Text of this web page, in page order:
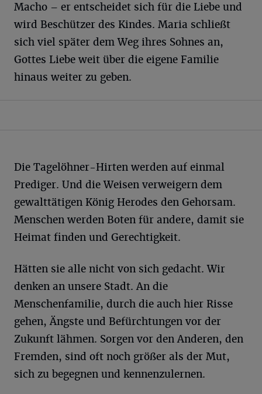
Macho – er entscheidet sich für die Liebe und
wird Beschützer des Kindes. Maria schließt
sich viel später dem Weg ihres Sohnes an,
Gottes Liebe weit über die eigene Familie
hinaus weiter zu geben.
Die Tagelöhner-Hirten werden auf einmal
Prediger. Und die Weisen verweigern dem
gewalttätigen König Herodes den Gehorsam.
Menschen werden Boten für andere, damit sie
Heimat finden und Gerechtigkeit.
Hätten sie alle nicht von sich gedacht. Wir
denken an unsere Stadt. An die
Menschenfamilie, durch die auch hier Risse
gehen, Ängste und Befürchtungen vor der
Zukunft lähmen. Sorgen vor den Anderen, den
Fremden, sind oft noch größer als der Mut,
sich zu begegnen und kennenzulernen.